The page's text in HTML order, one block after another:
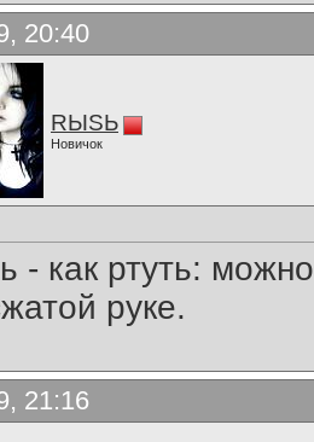
20:40
RЫSЬ
Новичок
- как ртуть:
руке.
21:16